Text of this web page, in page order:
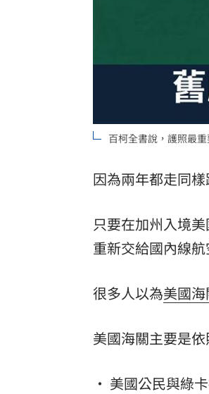
百柯全書說，護照最
因為兩年都走同
只要在加州入境
重新交給國內線航
很多人以為美國海
美國海關主要是
• 美國公民與綠